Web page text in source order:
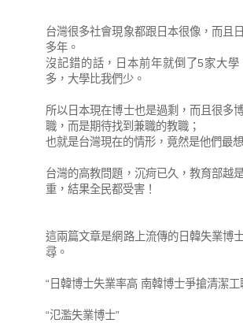
台灣很多社會現象都跟日本很像，而且
多年。
沒記錯的話，日本前年就倒了5家大
多，大學比我們少。
所以日本現在博士也是過剩，而且很多
職，而是期待找到兼職的教職；
也就是台灣現在的情形，竟然是他們最
台灣的高教問題，沉疴已久，教育部越
重，結果全民都受害！
這兩篇文章是網路上流傳的日韓失業博
尋。
“日韓博士失業率高 南韓博士爭搶清潔工
“氾濫失業博士”